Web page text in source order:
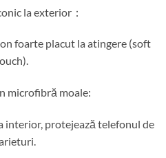
la exterior：
foarte placut la atingere (soft
microfibră moale:
interior, protejează telefonul de